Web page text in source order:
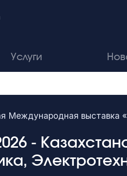
Услуги
Международная выставка
-